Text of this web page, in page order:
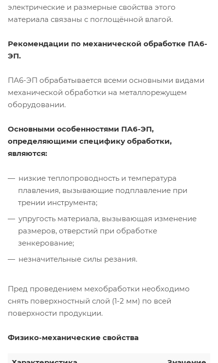
электрические и размерные свойства этого
материала связаны с поглощённой влагой.
Рекомендации по механической обработке ПА6-
ЭП.
ПА6-ЭП обрабатывается всеми основными видами
механической обработки на металлорежущем
оборудовании.
Основными особенностями ПА6-ЭП,
определяющими специфику обработки,
являются:
низкие теплопроводность и температура
плавления, вызывающие подплавление при
трении инструмента;
упругость материала, вызывающая изменение
размеров, отверстий при обработке
зенкерование;
незначительные силы резания.
Пред проведением мехобработки необходимо
снять поверхностный слой (1-2 мм) по всей
поверхности продукции.
Физико-механические свойства